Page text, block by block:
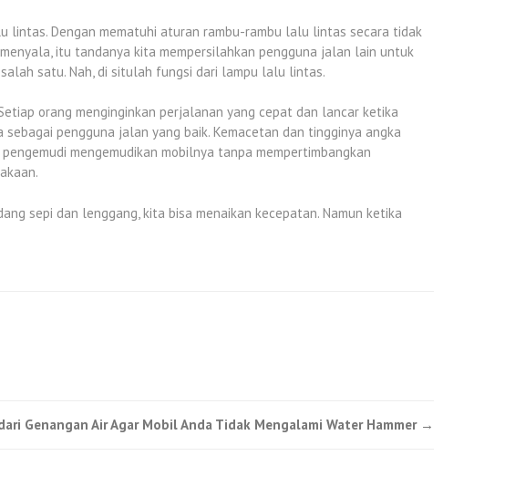
lintas. Dengan mematuhi aturan rambu-rambu lalu lintas secara tidak
itu tandanya kita mempersilahkan pengguna jalan lain untuk
satu. Nah, di situlah fungsi dari lampu lalu lintas.
orang menginginkan perjalanan yang cepat dan lancar ketika
pengguna jalan yang baik. Kemacetan dan tingginya angka
mengemudikan mobilnya tanpa mempertimbangkan
sepi dan lenggang, kita bisa menaikan kecepatan. Namun ketika
Genangan Air Agar Mobil Anda Tidak Mengalami Water Hammer →